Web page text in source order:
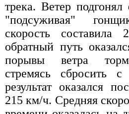
трека. Ветер подгонял
"подсуживая"
скорость
обратный путь
порывы ветра
стремясь сбросить
результат оказался
215 км/ч. Средняя